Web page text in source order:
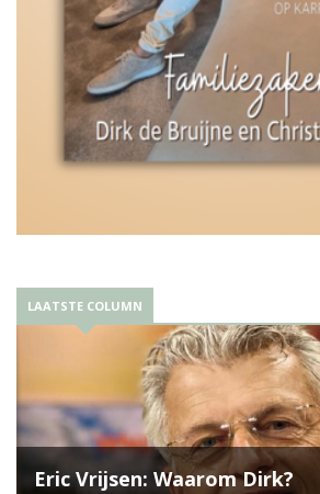
LAATSTE COLUMN
Eric Vrijsen: Waarom Dirk?